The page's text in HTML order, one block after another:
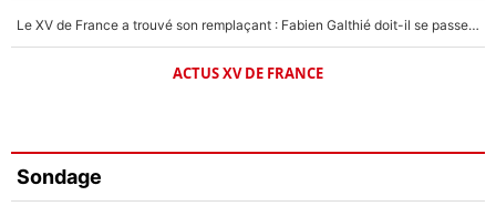
Le XV de France a trouvé son remplaçant : Fabien Galthié doit-il se passer d'Antoine Dupont ?
ACTUS XV DE FRANCE
Sondage